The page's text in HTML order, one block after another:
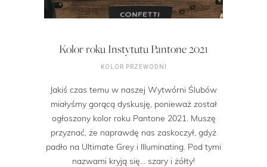
Kolor roku Instytutu Pantone 2021
KOLOR PRZEWODNI
Jakiś czas temu w naszej Wytwórni Ślubów
miałyśmy gorącą dyskusję, ponieważ został
ogłoszony kolor roku Pantone 2021. Muszę
przyznać, że naprawdę nas zaskoczył, gdyż
padło na Ultimate Grey i Illuminating. Pod tymi
nazwami kryją się… szary i żółty!